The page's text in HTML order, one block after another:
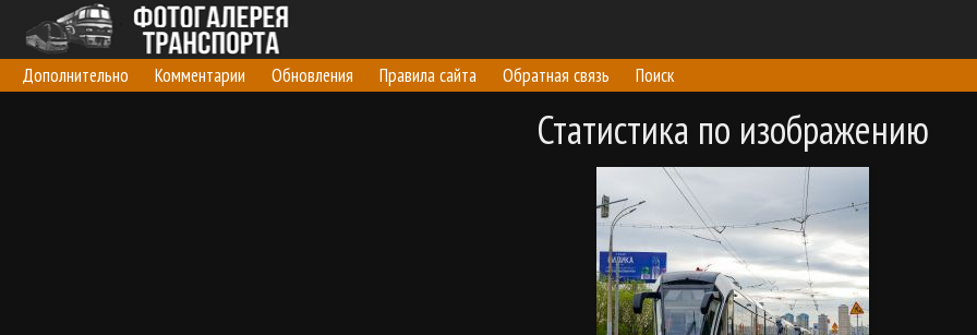
Дополнительно Комментарии Обновления Правила сайта Обратная связь Поиск
Статистика по изображению